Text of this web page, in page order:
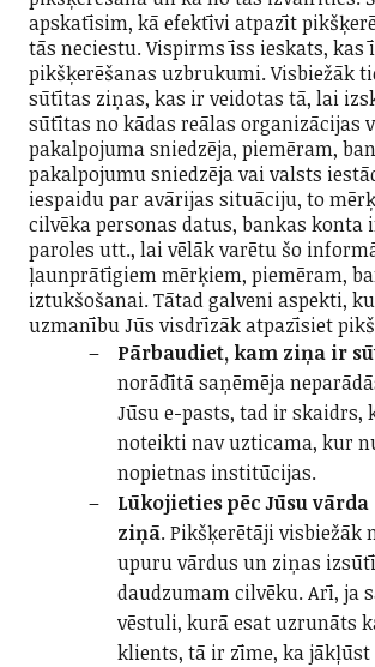
apskatīsim, kā efektīvi atpazīt
tās neciestu. Vispirms īss ieskats, kas
pikšķerēšanas uzbrukumi. Visbiežāk
sūtītas ziņas, kas ir veidotas tā, lai
sūtītas no kādas reālas organizācijas
pakalpojuma sniedzēja, piemēram,
pakalpojumu sniedzēja vai valsts
iespaidu par avārijas situāciju, to
cilvēka personas datus, bankas konta
paroles utt., lai vēlāk varētu šo
ļaunprātīgiem mērķiem, piemēram,
iztukšošanai. Tātad galveni aspekti,
uzmanību Jūs visdrīzāk atpazīsiet
Pārbaudiet, kam ziņa ir
norādītā saņēmēja
Jūsu e-pasts, tad ir skaidrs,
noteikti nav uzticama, kur
nopietnas institūcijas.
Lūkojieties pēc Jūsu
ziņā. Pikšķerētāji visbiežāk
upuru vārdus un ziņas
daudzumam cilvēku. Arī, ja
vēstuli, kurā esat uzrunāts
klients, tā ir zīme, ka jākļūst